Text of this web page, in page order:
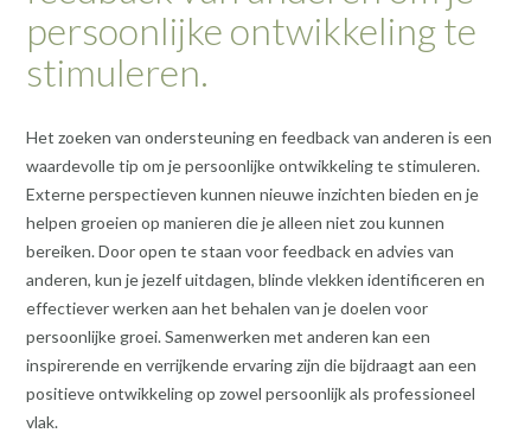
persoonlijke ontwikkeling te
stimuleren.
Het zoeken van ondersteuning en feedback van anderen is een
waardevolle tip om je persoonlijke ontwikkeling te stimuleren.
Externe perspectieven kunnen nieuwe inzichten bieden en je
helpen groeien op manieren die je alleen niet zou kunnen
bereiken. Door open te staan voor feedback en advies van
anderen, kun je jezelf uitdagen, blinde vlekken identificeren en
effectiever werken aan het behalen van je doelen voor
persoonlijke groei. Samenwerken met anderen kan een
inspirerende en verrijkende ervaring zijn die bijdraagt aan een
positieve ontwikkeling op zowel persoonlijk als professioneel
vlak.